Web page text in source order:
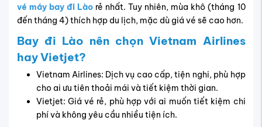
vé máy bay đi Làorẻ nhất. Tuy nhiên, mùa khô (tháng 10
đến tháng 4) thích hợp du lịch, mặc dù giá vé sẽ cao hơn.
Bay đi Lào nên chọn Vietnam Airlines
hay Vietjet?
Vietnam Airlines: Dịch vụ cao cấp, tiện nghi, phù hợp
cho ai ưu tiên thoải mái và tiết kiệm thời gian.
Vietjet: Giá vé rẻ, phù hợp với ai muốn tiết kiệm chi
phí và không yêu cầu nhiều tiện ích.